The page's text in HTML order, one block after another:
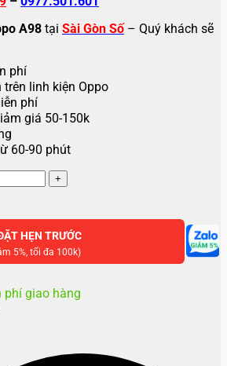
A98 tại Sài Gòn Số– Quý khách sẽ
phí
trên linh kiện Oppo
phí
giá 50-150k
60-90 phút
HẸN TRƯỚC
5%, tối đa 100k)
phí giao hàng